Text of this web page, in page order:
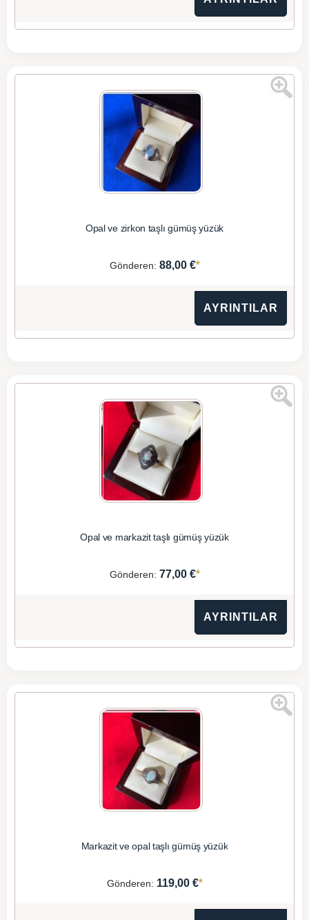
Opal ve zirkon taşlı gümüş yüzük
Gönderen: 88,00 €*
AYRINTILAR
Opal ve markazit taşlı gümüş yüzük
Gönderen: 77,00 €*
AYRINTILAR
Markazit ve opal taşlı gümüş yüzük
Gönderen: 119,00 €*